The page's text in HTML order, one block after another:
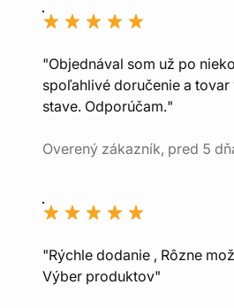
"Objednával som už po
spoľahlivé doručenie a
stave. Odporúčam."
Overený zákazník, pred 5
"Rýchle dodanie , Rôzne
Výber produktov"